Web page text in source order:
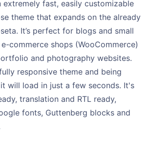
extremely fast, easily customizable
theme that expands on the already
It’s perfect for blogs and small
e-commerce shops (WooCommerce)
and photography websites.
responsive theme and being
will load in just a few seconds. It's
translation and RTL ready,
fonts, Guttenberg blocks and